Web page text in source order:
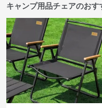
キャンプ用品チェアのおす